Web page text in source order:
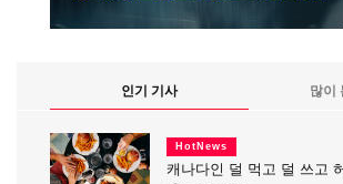
인기 기사 많이
HotNews
캐나다인 덜 먹고 덜 쓰고